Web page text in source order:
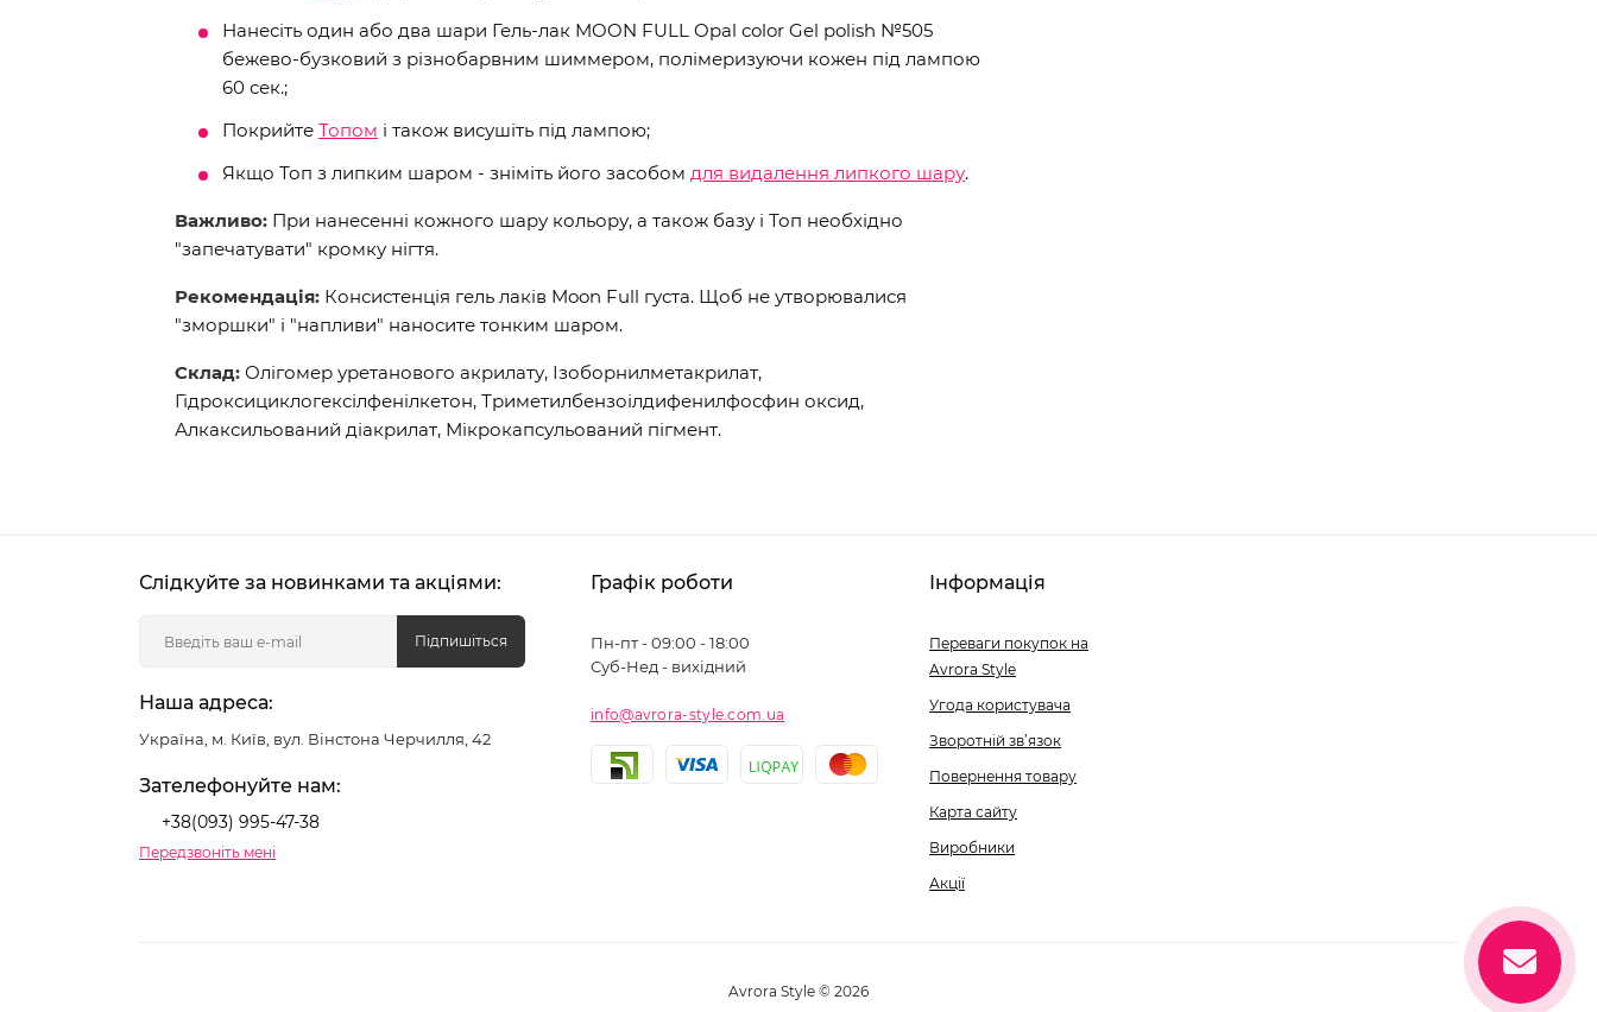
Нанесіть один або два шари Гель-лак MOON FULL Opal color Gel polish №505
бежево-бузковий з різнобарвним шиммером, полімеризуючи кожен під лампою
60 сек.;
Покрийте Топом і також висушіть під лампою;
Якщо Топ з липким шаром - зніміть його засобом для видалення липкого шару.
Важливо: При нанесенні кожного шару кольору, а також базу і Топ необхідно
"запечатувати" кромку нігтя.
Рекомендація: Консистенція гель лаків Moon Full густа. Щоб не утворювалися
"зморшки" і "напливи" наносите тонким шаром.
Склад: Олігомер уретанового акрилату, Ізоборнилметакрилат,
Гідроксициклогексілфенілкетон, Триметилбензоілдифенилфосфин оксид,
Алкаксильований діакрилат, Мікрокапсульований пігмент.
Слідкуйте за новинками та акціями:
Підпишіться
Наша адреса:
Україна, м. Київ, вул. Вінстона Черчилля, 42
Зателефонуйте нам:
+38(093) 995-47-38
Передзвоніть мені
Графік роботи
Пн-пт - 09:00 - 18:00
Суб-Нед - вихідний
info@avrora-style.com.ua
Інформація
Переваги покупок на
Avrora Style
Угода користувача
Зворотній зв’язок
Повернення товару
Карта сайту
Виробники
Акції
Avrora Style © 2026